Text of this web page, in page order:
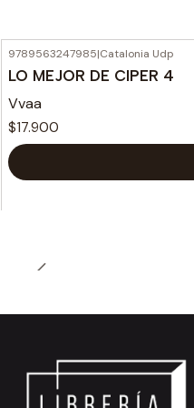
9789563247985|Catalonia Udp
LO MEJOR DE CIPER 4
Vvaa
$17.900